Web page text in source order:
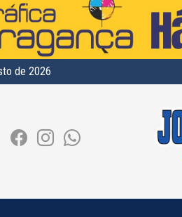
de 2026